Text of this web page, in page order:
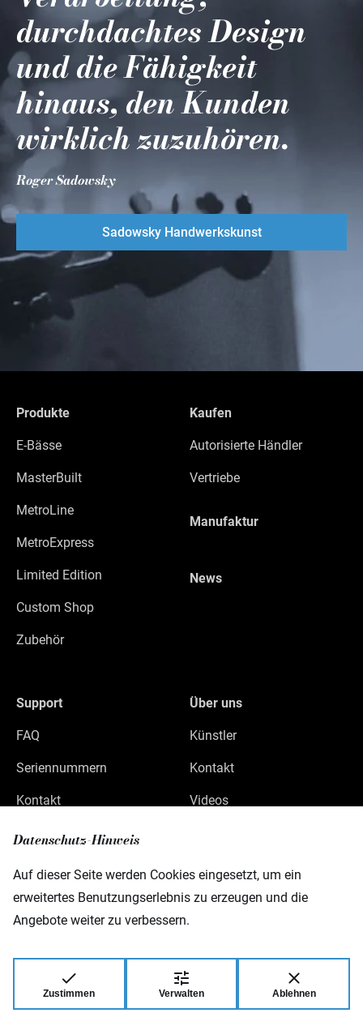
Datenschutz-Hinweis
Auf dieser Seite werden Cookies eingesetzt, um ein
erweitertes Benutzungserlebnis zu erzeugen und die
Angebote weiter zu verbessern.
Zustimmen Verwalten Ablehnen
durchdachtes Design
und die Fähigkeit
hinaus, den Kunden
wirklich zuzuhören.
Roger Sadowsky
Sadowsky Handwerkskunst
Produkte
E-Bässe
MasterBuilt
MetroLine
MetroExpress
Limited Edition
Custom Shop
Zubehör
Kaufen
Autorisierte Händler
Vertriebe
Manufaktur
News
Support
FAQ
Seriennummern
Kontakt
Über uns
Künstler
Kontakt
Videos
Gewerbepark 46
© 2026 Warwick GmbH & Co Music Equipment